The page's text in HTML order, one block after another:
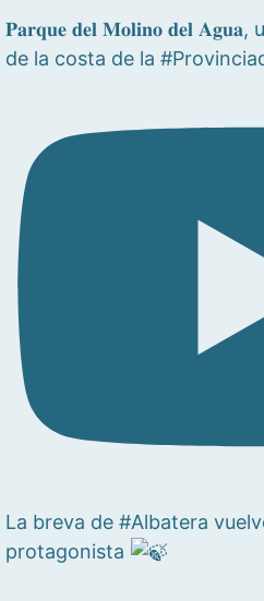
𝐏𝐚𝐫𝐪𝐮𝐞 𝐝𝐞𝐥 𝐌𝐨𝐥𝐢𝐧𝐨 𝐝𝐞𝐥
de la costa de la
La breva de #Albatera
protagonista